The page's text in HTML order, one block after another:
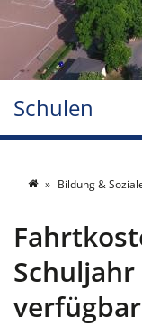
Schulen
Bildung &
verfügbar